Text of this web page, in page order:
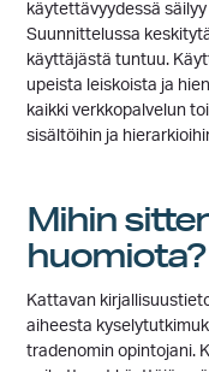
käytettävyydessä
Suunnittelussa
käyttäjästä tuntuu.
upeista leiskoista ja
kaikki verkkopalvelun
sisältöihin ja
Mihin
huomiota?
Kattavan
aiheesta
tradenomin opintojani.